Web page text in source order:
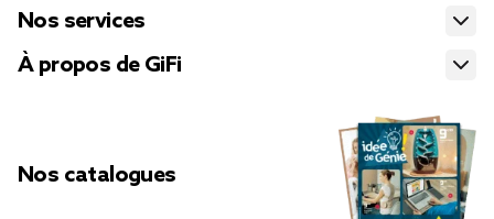
Nos services
À propos de GiFi
Nos catalogues